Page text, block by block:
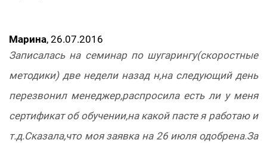
Марина, 26.07.2016
Записалась на семинар по шугарингу(скоростные
методики) две недели назад н,на следующий день
перезвонил менеджер,распросила есть ли у меня
сертификат об обучении,на какой пасте я работаю и
т.д.Сказала,что моя заявка на 26 июля одобрена.За